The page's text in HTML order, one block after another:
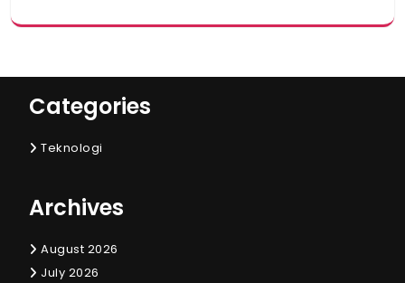
Categories
Teknologi
Archives
August 2026
July 2026